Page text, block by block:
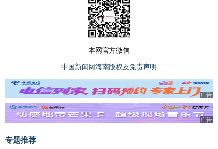
本网官方微信
中国新闻网海南版权及免责声明
广告
广告
专题推荐